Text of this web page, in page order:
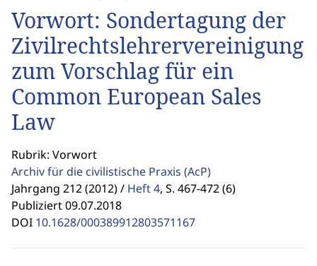
Vorwort: Sondertagung der
Zivilrechtslehrervereinigung
zum Vorschlag für ein
Common European Sales
Law
Rubrik: Vorwort
Archiv für die civilistische Praxis (AcP)
Jahrgang 212 (2012) / Heft 4, S. 467-472 (6)
Publiziert 09.07.2018
DOI 10.1628/000389912803571167